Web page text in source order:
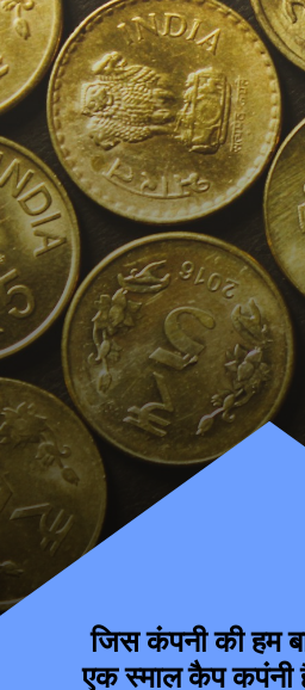
जिस कंपनी की हम
एक स्माल कैप कपंनी